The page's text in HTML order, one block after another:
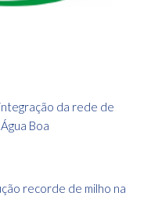
da rede de
Boa
recorde de milho na